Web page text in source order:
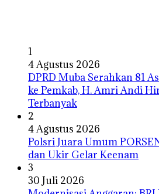
1
4 Agustus 2026
DPRD Muba Serahkan 81
ke Pemkab, H. Amri Andi
Terbanyak
2
4 Agustus 2026
Polsri Juara Umum
dan Ukir Gelar Keenam
3
30 Juli 2026